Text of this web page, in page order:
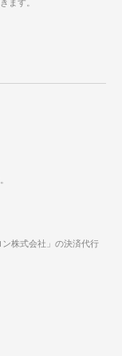
ます。
株式会社」の決済代行